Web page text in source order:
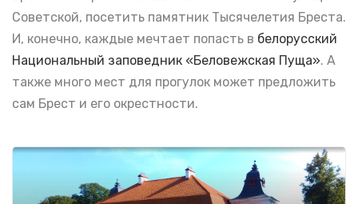
Советской, посетить памятник Тысячелетия Бреста.
И, конечно, каждые мечтает попасть в белорусский
Национальный заповедник «Беловежская Пуща». А
также много мест для прогулок может предложить
сам Брест и его окрестности.